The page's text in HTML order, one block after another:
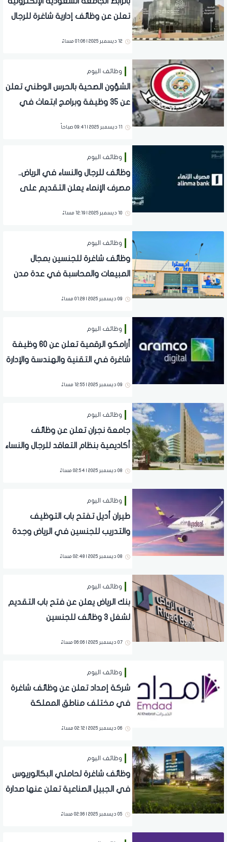
تعلن عن وظائف إدارية شاغرة للرجال
12 ديسمبر 2025 | 01:06 مساءً
وظائف اليوم
الشؤون الصحية بالحرس الوطني تعلن
عن 35 وظيفة وبرامج ابتعاث في
11 ديسمبر 2025 | 09:41 صباحاً
وظائف اليوم
وظائف للرجال والنساء في الرياض..
مصرف الإنماء يعلن التقديم على
10 ديسمبر 2025 | 12:19 مساءً
وظائف اليوم
وظائف شاغرة للجنسين بمجال
المبيعات والمحاسبة في عدة مدن
09 ديسمبر 2025 | 01:28 مساءً
وظائف اليوم
أرامكو الرقمية تعلن عن 60 وظيفة
شاغرة في التقنية والهندسة والإدارة
09 ديسمبر 2025 | 12:55 مساءً
وظائف اليوم
جامعة نجران تعلن عن وظائف
أكاديمية بنظام التعاقد للرجال والنساء
08 ديسمبر 2025 | 02:54 مساءً
وظائف اليوم
طيران أديل تفتح باب التوظيف
والتدريب للجنسين في الرياض وجدة
08 ديسمبر 2025 | 02:48 مساءً
وظائف اليوم
بنك الرياض يعلن عن فتح باب التقديم
لشغل 3 وظائف للجنسين
07 ديسمبر 2025 | 06:06 مساءً
وظائف اليوم
شركة إمداد تعلن عن وظائف شاغرة
في مختلف مناطق المملكة
06 ديسمبر 2025 | 02:12 مساءً
وظائف اليوم
وظائف شاغرة لحاملي البكالوريوس
في الجبيل الصناعية تعلن عنها صدارة
05 ديسمبر 2025 | 02:36 مساءً